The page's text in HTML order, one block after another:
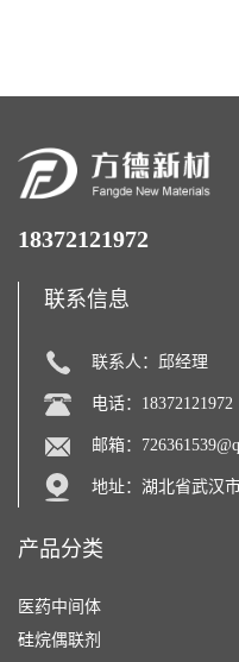
18372121972
联系信息
联系人：邱经理
电话：18372121972
邮箱：
地址：湖北省武汉
产品分类
医药中间体
硅烷偶联剂